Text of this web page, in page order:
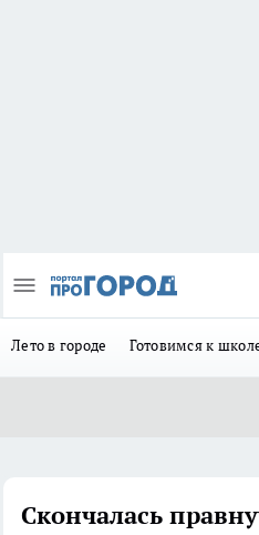
Лето в городе Готовимся к
Скончалась